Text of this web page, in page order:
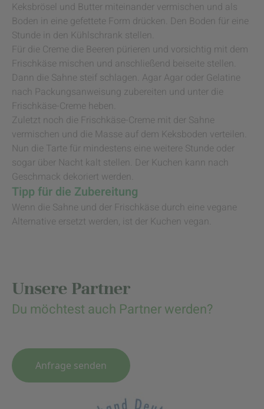
Keksbrösel und Butter miteinander vermischen und als
Boden in eine gefettete Form drücken. Den Boden für eine
Stunde in den Kühlschrank stellen.
Für die Creme die Beeren pürieren und vorsichtig mit dem
Frischkäse mischen und anschließend beiseite stellen.
Dann die Sahne steif schlagen. Agar Agar oder Gelatine
nach Packungsanweisung zubereiten und unter die
Frischkäse-Creme heben.
Zuletzt noch die Frischkäse-Creme mit der Sahne
vermischen und die Masse auf dem Keksboden verteilen.
Nun die Tarte für mindestens eine weitere Stunde oder
sogar über Nacht kalt stellen. Der Kuchen kann nach
Geschmack dekoriert werden.
Tipp für die Zubereitung
Wenn die Sahne und der Frischkäse durch eine vegane
Alternative ersetzt werden, ist der Kuchen vegan.
Unsere Partner
Du möchtest auch Partner werden?
Anfrage senden